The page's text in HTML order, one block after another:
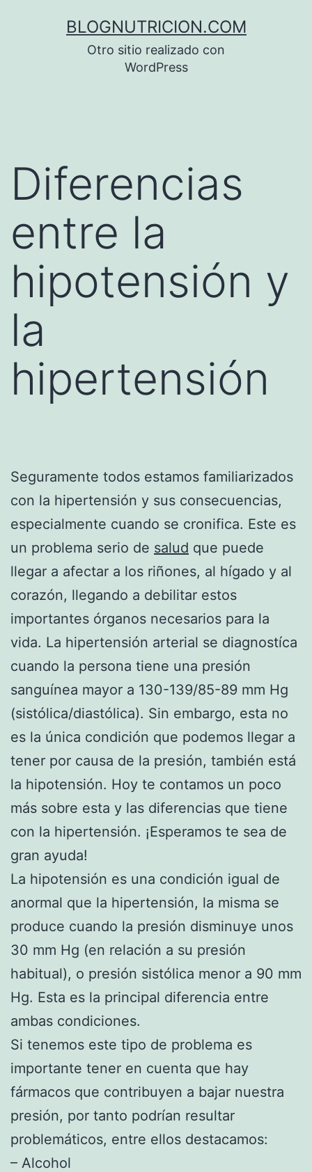
BLOGNUTRICION.COM
Otro sitio realizado con
WordPress
Diferencias
entre la
hipotensión y
la
hipertensión
Seguramente todos estamos familiarizados
con la hipertensión y sus consecuencias,
especialmente cuando se cronifica. Este es
un problema serio de salud que puede
llegar a afectar a los riñones, al hígado y al
corazón, llegando a debilitar estos
importantes órganos necesarios para la
vida. La hipertensión arterial se diagnostíca
cuando la persona tiene una presión
sanguínea mayor a 130-139/85-89 mm Hg
(sistólica/diastólica). Sin embargo, esta no
es la única condición que podemos llegar a
tener por causa de la presión, también está
la hipotensión. Hoy te contamos un poco
más sobre esta y las diferencias que tiene
con la hipertensión. ¡Esperamos te sea de
gran ayuda!
La hipotensión es una condición igual de
anormal que la hipertensión, la misma se
produce cuando la presión disminuye unos
30 mm Hg (en relación a su presión
habitual), o presión sistólica menor a 90 mm
Hg. Esta es la principal diferencia entre
ambas condiciones.
Si tenemos este tipo de problema es
importante tener en cuenta que hay
fármacos que contribuyen a bajar nuestra
presión, por tanto podrían resultar
problemáticos, entre ellos destacamos:
– Alcohol